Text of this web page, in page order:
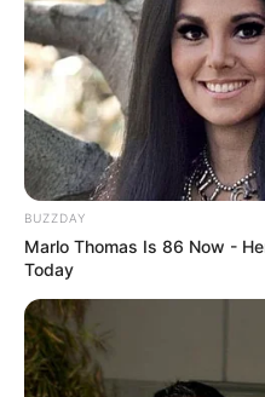
TAGS
ΕΥΒΟΙΑ
ΠΟΥ ΕΓΙΝΕ
BUZZDAY
Marlo Thomas Is 86 Now -
Today